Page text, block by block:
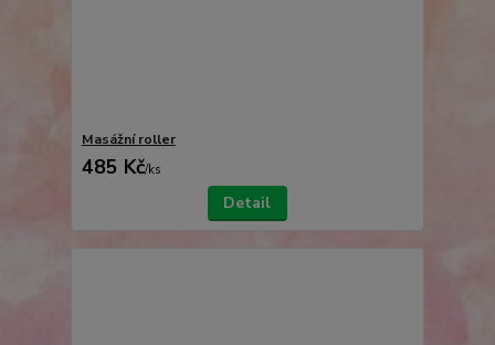
Masážní roller
485 Kč/ks
Detail